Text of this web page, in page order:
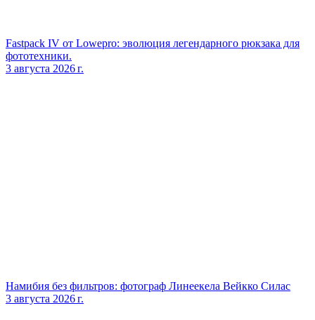
Fastpack IV от Lowepro: эволюция легендарного рюкзака для
фототехники.
3 августа 2026 г.
Намибия без фильтров: фотограф Линеекела Вейкко Силас
3 августа 2026 г.